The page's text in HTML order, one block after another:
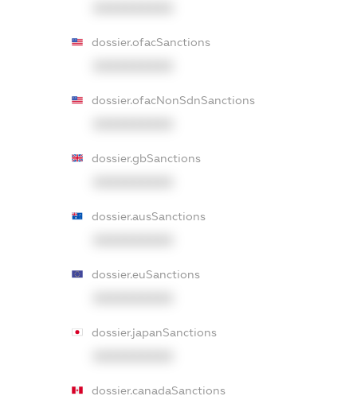
dossier.ofacSanctions
dossier.ofacNonSdnSanctions
dossier.gbSanctions
dossier.ausSanctions
dossier.euSanctions
dossier.japanSanctions
dossier.canadaSanctions